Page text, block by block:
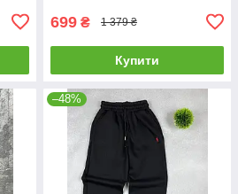
699 ₴ 1 379 ₴
Купити
–48%